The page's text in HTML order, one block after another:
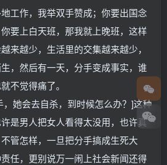
工作，我举双手赞成；你要出国念
要上白天班，那我就上晚班，这样
来越少，生活里的交集越来越少，
，然后有一天，分手变成事实，谁
不觉得痛了。
她会去自杀，到时候怎么办？]这种
是男人把女人看得太没用，也许真
管怎样，一旦把分手搞成生死大
任，更别说万一闹上社会新闻还得